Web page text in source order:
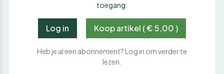
toegang.
Log in Koop artikel ( € 5,00 )
Heb je al een abonnement? Log in om verder te
lezen.